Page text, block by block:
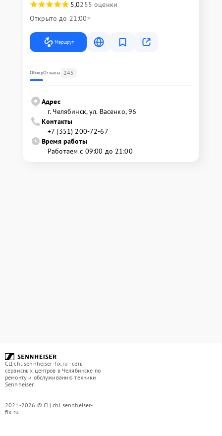
5,0255 оценки
Открыто до 21:00
Маршрут
ОбзорОтзывы 245
Адрес
г. Челябинск, ул. Васенко, 96
Контакты
+7 (351) 200-72-67
Время работы
Работаем с 09:00 до 21:00
СЦ chl.sennheiser-fix.ru - сеть
сервисных центров в Челябинске по
ремонту и обслуживанию техники
Sennheiser
2021-2026 © СЦ chl.sennheiser-
fix.ru